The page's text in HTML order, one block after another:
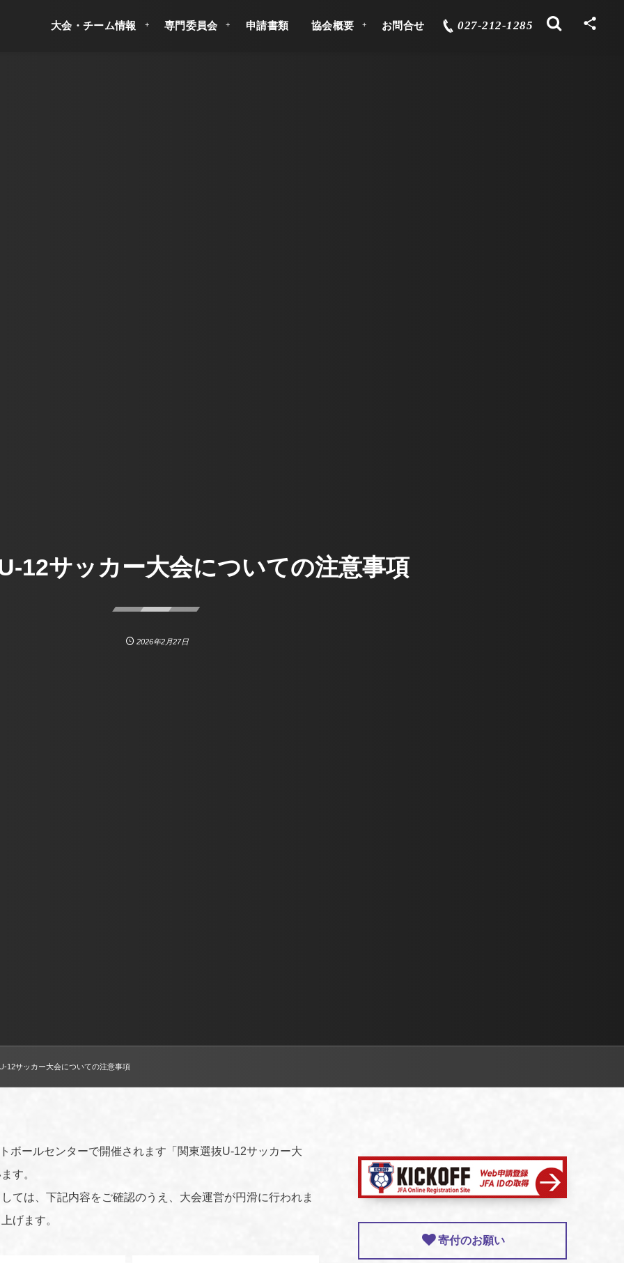
大会・チーム情報 専門委員会 申請書類 協会概要 お問合せ 027-212-1285
12サッカー大会についての注意事項
2026年2月27日
12サッカー大会についての注意事項
ボールセンターで開催されます「関東選抜U-12サッカー大
す。
ては、下記内容をご確認のうえ、大会運営が円滑に行われま
げます。
寄付のお願い